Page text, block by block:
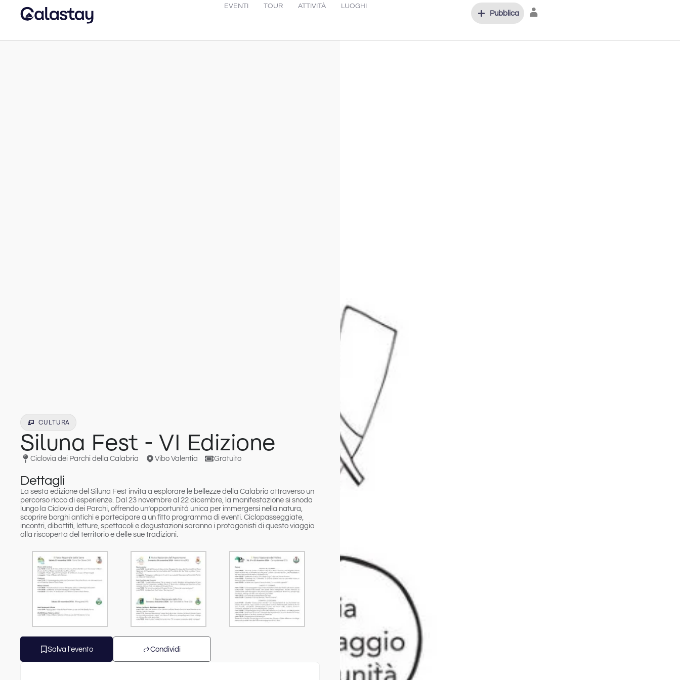
EVENTI TOUR ATTIVITÀ LUOGHI
Pubblica
CULTURA
Siluna Fest - VI Edizione
Ciclovia dei Parchi della Calabria Vibo Valentia Gratuito
Dettagli
La sesta edizione del Siluna Fest invita a esplorare le bellezze della Calabria attraverso un
percorso ricco di esperienze. Dal 23 novembre al 22 dicembre , la manifestazione si snoda
lungo la Ciclovia dei Parchi , offrendo un’opportunità unica per immergersi nella natura,
scoprire borghi antichi e partecipare a un fitto programma di eventi. Ciclopasseggiate,
incontri, dibattiti, letture, spettacoli e degustazioni saranno i protagonisti di questo viaggio
alla riscoperta del territorio e delle sue tradizioni.
Salva l'evento Condividi